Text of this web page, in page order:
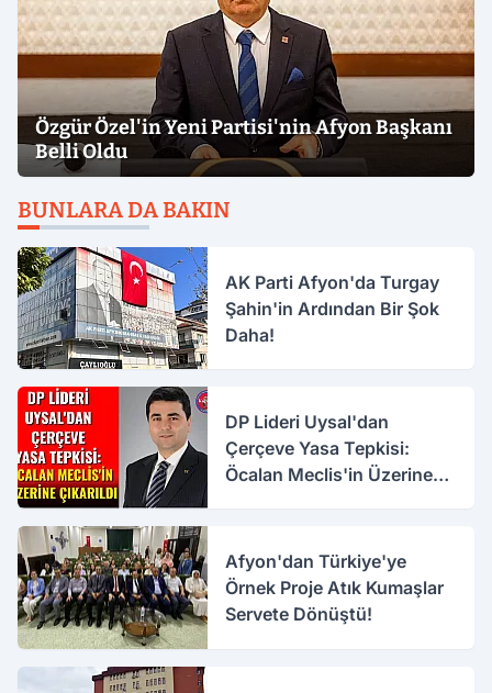
Özgür Özel'in Yeni Partisi'nin Afyon Başkanı
Belli Oldu
BUNLARA DA BAKIN
AK Parti Afyon'da Turgay
Şahin'in Ardından Bir Şok
Daha!
DP Lideri Uysal'dan
Çerçeve Yasa Tepkisi:
Öcalan Meclis'in Üzerine
Afyon'dan Türkiye'ye
Örnek Proje Atık Kumaşlar
Servete Dönüştü!